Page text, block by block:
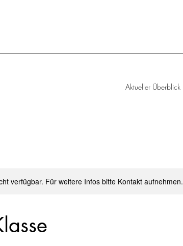
Aktueller Überblick
verfügbar. Für weitere Infos bitte Kontakt aufnehmen.